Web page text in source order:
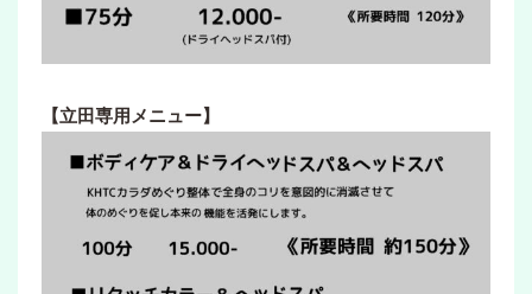
【立田専用メニュー】